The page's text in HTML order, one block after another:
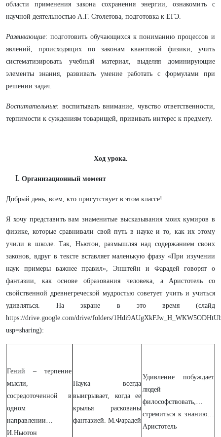
области применения закона сохранения энергии, ознакомить с
научной деятельностью А.Г. Столетова, подготовка к ЕГЭ.
Развивающие: подготовить обучающихся к пониманию процессов и
явлений, происходящих по законам квантовой физики, учить
систематизировать учебный материал, выделяя доминирующие
элементы знания, развивать умение работать с формулами при
решении задач.
Воспитательные: воспитывать внимание, чувство ответственности,
терпимости к суждениям товарищей, прививать интерес к предмету.
Ход урока.
Организационный момент
Добрый день, всем, кто присутствует в этом классе!
Я хочу представить вам знаменитые высказывания моих кумиров в
физике, которые сравнивали свой путь в науке и то, как их этому
учили в школе. Так, Ньютон, размышляя над содержанием своих
законов, вдруг в тексте вставляет маленькую фразу «При изучении
наук примеры важнее правил», Энштейн и Фарадей говорят о
фантазии, как основе образования человека, а Аристотель со
свойственной древнегреческой мудростью советует учить и учиться
удивляться. На экране в это время (слайд
https://drive.google.com/drive/folders/
usp=sharing):
Гений – терпение
мысли,
сосредоточенной в
одном
направлении…
И.Ньютон
Наука всегда
выигрывает, когда ее
крылья раскованы
фантазией. М.Фарадей
Удивление побуждает
людей
философствовать,…
стремиться к знанию…
Аристотель